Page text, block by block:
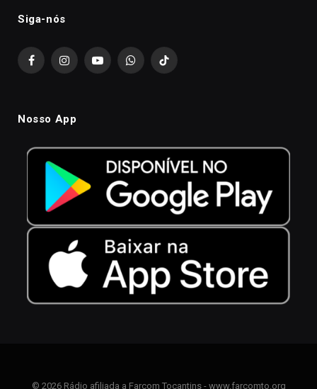
Siga-nós
FacebookInstagramYouTubeWhatsAppTikTok
Nosso App
© 2026 Rádio afiliada a Farcom Tocantins - www.farcomto.org